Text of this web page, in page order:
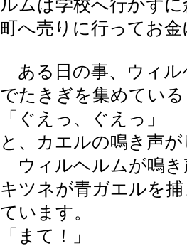
ルムは学校へ行かず
町へ売りに行ってお
ある日の事、ウィル
でたきぎを集めてい
「ぐえっ、ぐえっ」
と、カエルの鳴き声
ウィルヘルムが鳴き
キツネが青ガエルを
ています。
「まて！」